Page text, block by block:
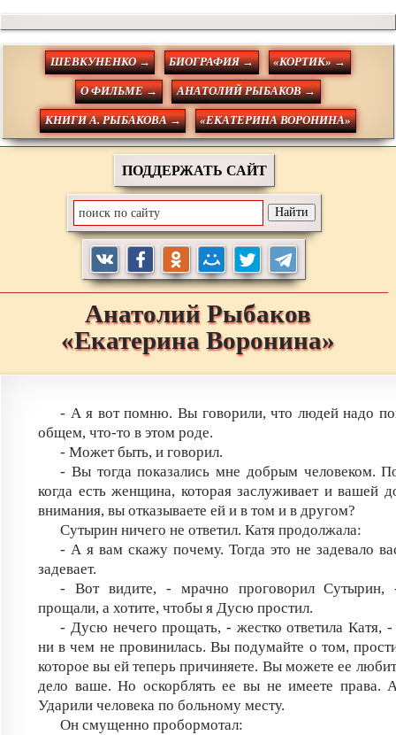
ШЕВКУНЕНКО → БИОГРАФИЯ → «КОРТИК» →
О ФИЛЬМЕ → АНАТОЛИЙ РЫБАКОВ →
КНИГИ А. РЫБАКОВА → «ЕКАТЕРИНА ВОРОНИНА»
ПОДДЕРЖАТЬ САЙТ
Анатолий Рыбаков
«Екатерина Воронина»
- А я вот помню. Вы говорили, что людей надо
общем, что-то в этом роде.
- Может быть, и говорил.
- Вы тогда показались мне добрым человеком.
когда есть женщина, которая заслуживает и вашей
внимания, вы отказываете ей и в том и в другом?
Сутырин ничего не ответил. Катя продолжала:
- А я вам скажу почему. Тогда это не задевало
задевает.
- Вот видите, - мрачно проговорил
прощали, а хотите, чтобы я Дусю простил.
- Дусю нечего прощать, - жестко ответила Катя,
ни в чем не провинилась. Вы подумайте о том,
которое вы ей теперь причиняете. Вы можете ее
дело ваше. Но оскорблять ее вы не имеете права.
Ударили человека по больному месту.
Он смущенно пробормотал: